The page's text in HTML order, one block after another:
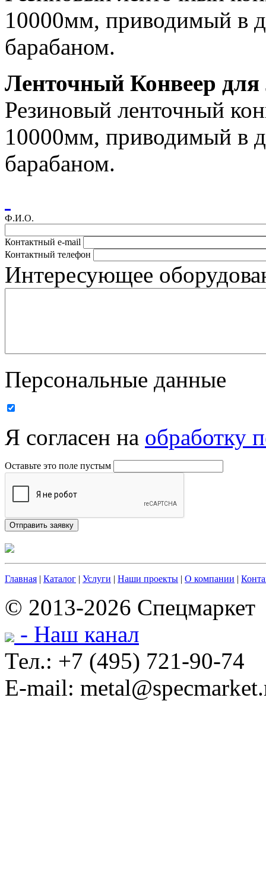
10000мм, приводимый в
барабаном.
Ленточный Конвеер
Резиновый ленточный
10000мм, приводимый в
барабаном.
Ф.И.О.
Контактный e-mail
Контактный телефон
Интересующее
Персональные данные
Я согласен на обработку
Оставьте это поле пустым
Главная | Каталог | Услуги | Наши проекты | О компании |
© 2013-2026 Спецмаркет
- Наш канал
Тел.: +7 (495) 721-90-74
E-mail: